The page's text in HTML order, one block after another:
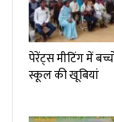
पेरेंट्स मीटिंग में
स्कूल की खूबियां